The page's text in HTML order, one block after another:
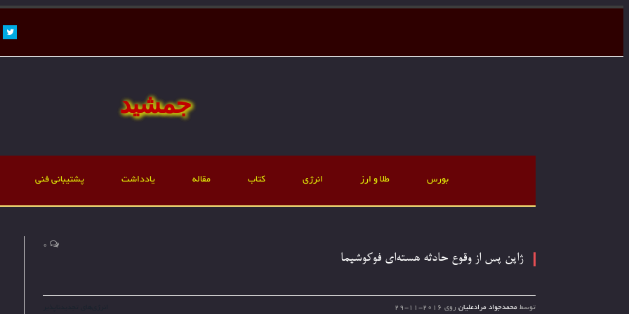
جمشید
بورس طلا و ارز انرژی کتاب مقاله یادداشت پشتیبانی فنی
ژاپن پس از وقوع حادثه هسته‌ای فوکوشیما
توسط محمدجواد مرادعلیان روی 2016-11-29